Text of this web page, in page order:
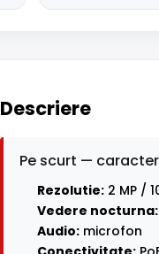
Descriere
Pe scurt —
Rezolutie: 2 MP /
Vedere nocturna:
Audio: microfon